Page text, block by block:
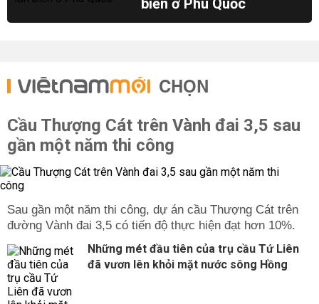
biển ở Phú Quốc
CHỌN
Cầu Thượng Cát trên Vành đai 3,5 sau
gần một năm thi công
Sau gần một năm thi công, dự án cầu Thượng Cát trên
đường Vành đai 3,5 có tiến độ thực hiện đạt hơn 10%.
Những mét đầu tiên của trụ cầu Tứ Liên
đã vươn lên khỏi mặt nước sông Hồng